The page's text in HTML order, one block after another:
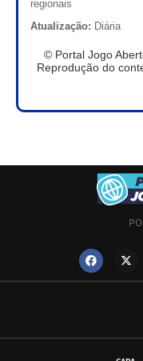
regionais
Atualização: Diária
© Portal Jogo
Reprodução do